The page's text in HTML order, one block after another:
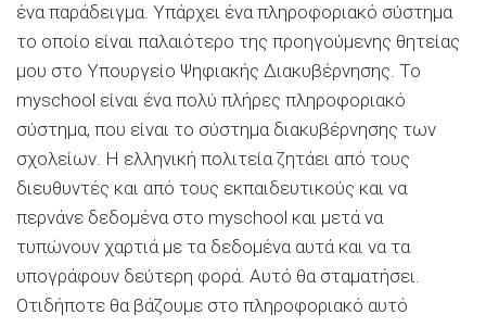
ένα παράδειγμα. Υπάρχει ένα πληροφοριακό σύστημα
το οποίο είναι παλαιότερο της προηγούμενης θητείας
μου στο Υπουργείο Ψηφιακής Διακυβέρνησης. Το
myschool είναι ένα πολύ πλήρες πληροφοριακό
σύστημα, που είναι το σύστημα διακυβέρνησης των
σχολείων. Η ελληνική πολιτεία ζητάει από τους
διευθυντές και από τους εκπαιδευτικούς και να
περνάνε δεδομένα στο myschool και μετά να
τυπώνουν χαρτιά με τα δεδομένα αυτά και να τα
υπογράφουν δεύτερη φορά. Αυτό θα σταματήσει.
Οτιδήποτε θα βάζουμε στο πληροφοριακό αυτό